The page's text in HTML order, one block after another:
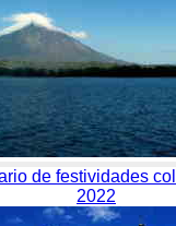
de festividades
2022